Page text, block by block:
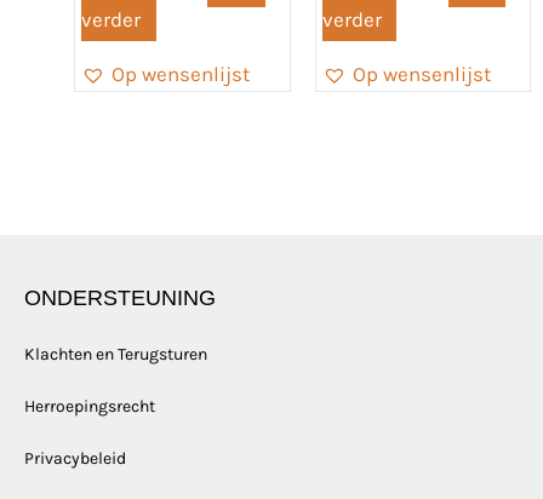
verder
Op wensenlijst
verder
Op wensenlijst
ONDERSTEUNING
Klachten en Terugsturen
Herroepingsrecht
Privacybeleid